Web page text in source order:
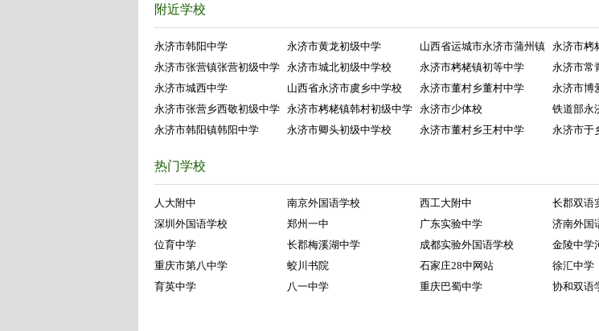
附近学校
永济市韩阳中学 永济市黄龙初级中学 山西省运城市永济市蒲州镇 永济市栲
永济市张营镇张营初级中学 永济市城北初级中学校 永济市栲栳镇初等中学
永济市常
永济市城西中学
山西省永济市虞乡中学校 永济市董村乡董村中学
永济市博
永济市张营乡西敬初级中学 永济市栲栳镇韩村初级中学 永济市少体校
铁道部永
永济市韩阳镇韩阳中学
永济市卿头初级中学校 永济市董村乡王村中学 永济市于
热门学校
人大附中 南京外国语学校 西工大附中
长郡双语
深圳外国语学校
郑州一中 广东实验中学
济南外国
位育中学
长郡梅溪湖中学 成都实验外国语学校
金陵中学
重庆市第八中学
蛟川书院 石家庄28中网站
徐汇中学
育英中学
八一中学 重庆巴蜀中学 协和双语